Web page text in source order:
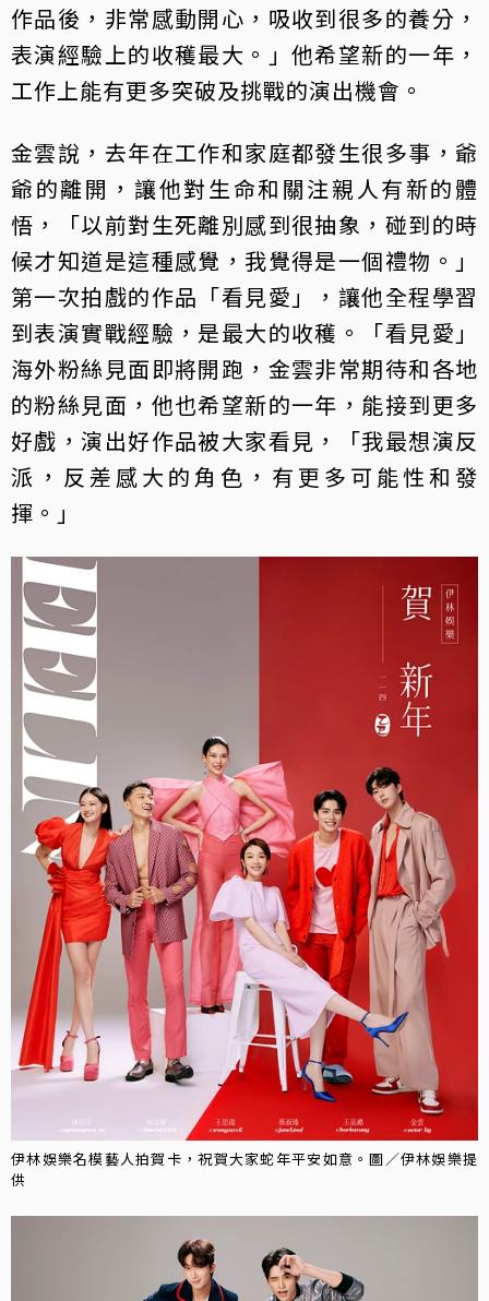
作品後，非常感動開心，吸收到很多的養分，
表演經驗上的收穫最大。」他希望新的一年，
工作上能有更多突破及挑戰的演出機會。
金雲說，去年在工作和家庭都發生很多事，爺
爺的離開，讓他對生命和關注親人有新的體
悟，「以前對生死離別感到很抽象，碰到的時
候才知道是這種感覺，我覺得是一個禮物。」
第一次拍戲的作品「看見愛」，讓他全程學習
到表演實戰經驗，是最大的收穫。「看見愛」
海外粉絲見面即將開跑，金雲非常期待和各地
的粉絲見面，他也希望新的一年，能接到更多
好戲，演出好作品被大家看見，「我最想演反
派，反差感大的角色，有更多可能性和發
揮。」
伊林娛樂名模藝人拍賀卡，祝賀大家蛇年平安如意。圖／伊林娛樂提
供